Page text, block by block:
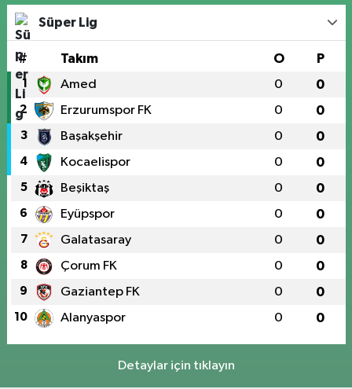
Süper Lig
# Takım O P
1 Amed 0 0
2 Erzurumspor FK 0 0
3 Başakşehir 0 0
4 Kocaelispor 0 0
5 Beşiktaş 0 0
6 Eyüpspor 0 0
7 Galatasaray 0 0
8 Çorum FK 0 0
9 Gaziantep FK 0 0
10 Alanyaspor 0 0
Detaylar için tıklayın